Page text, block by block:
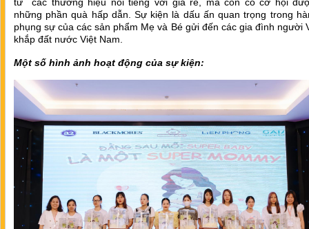
những phần quà hấp dẫn. Sự kiện là dấu ấn quan trọng trong
phụng sự của các sản phẩm Mẹ và Bé gửi đến các gia đình người
khắp đất nước Việt Nam.
Một số hình ảnh hoạt động của sự kiện: